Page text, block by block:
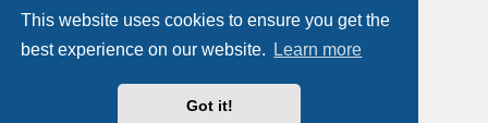
This website uses cookies to ensure you get the
best experience on our website.
Learn more
Got it!
Powered by phpBB® Forum Software © phpBB Limited
Our VPS Hosting By RimuHosting
This server is located in London data center